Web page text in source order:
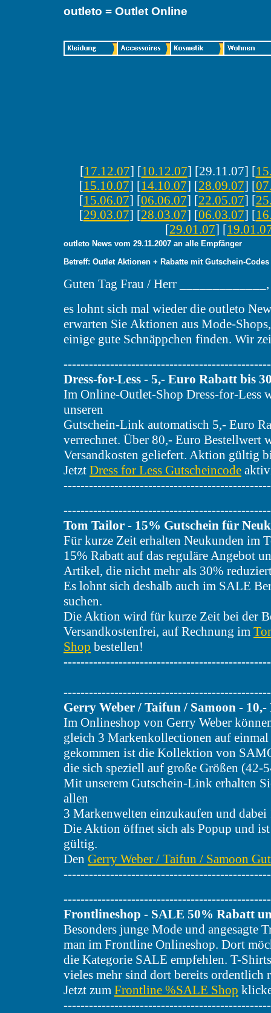
outleto = Outlet Online
[17.12.07] [10.12.07] [29.11.07] [
[15.10.07] [14.10.07] [28.09.07] [
[15.06.07] [06.06.07] [22.05.07] [
[29.03.07] [28.03.07] [06.03.07] [
[29.01.07] [
outleto News vom 29.11.2007 an alle Empfänger
Betreff: Outlet Aktionen + Rabatte mit Gutschein-Codes
Guten Tag Frau / Herr _____________,
es lohnt sich mal wieder die outleto
erwarten Sie Aktionen aus Mode-
einige gute Schnäppchen finden. Wir
Dress-for-Less - 5,- Euro Rabatt bis
Im Online-Outlet-Shop Dress-for-Less
unseren
Gutschein-Link automatisch 5,- Euro
verrechnet. Über 80,- Euro Bestellwert
Versandkosten geliefert. Aktion gültig
Jetzt Dress for Less Gutscheincode
Tom Tailor - 15% Gutschein für
Für kurze Zeit erhalten Neukunden im
15% Rabatt auf das reguläre Angebot
Artikel, die nicht mehr als 30%
Es lohnt sich deshalb auch im SALE
suchen.
Die Aktion wird für kurze Zeit bei der
Versandkostenfrei, auf Rechnung im
Shop bestellen!
Gerry Weber / Taifun / Samoon -
Im Onlineshop von Gerry Weber
gleich 3 Markenkollectionen auf
gekommen ist die Kollektion von
die sich speziell auf große Größen (42-
Mit unserem Gutschein-Link erhalten
allen
3 Markenwelten einzukaufen und dabei
Die Aktion öffnet sich als Popup und
gültig.
Den Gerry Weber / Taifun / Samoon
Frontlineshop - SALE 50% Rabatt
Besonders junge Mode und angesagte
man im Frontline Onlineshop. Dort
die Kategorie SALE empfehlen. T-
vieles mehr sind dort bereits ordentlich
Jetzt zum Frontline %SALE Shop